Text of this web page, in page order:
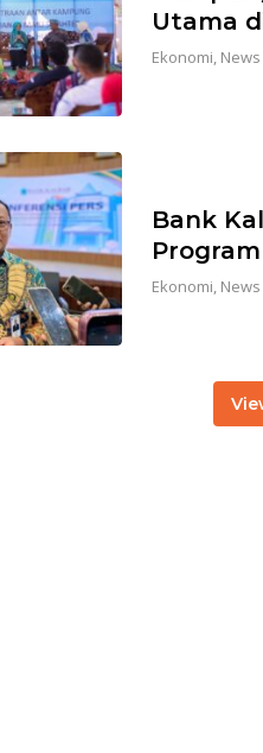
Utama
Ekonomi News
Bank
Ekonomi, News